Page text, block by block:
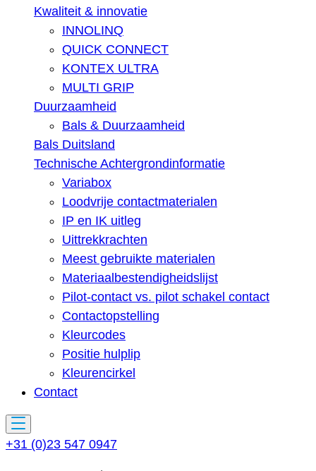
Kwaliteit & innovatie
INNOLINQ
QUICK CONNECT
KONTEX ULTRA
MULTI GRIP
Duurzaamheid
Bals & Duurzaamheid
Bals Duitsland
Technische Achtergrondinformatie
Variabox
Loodvrije contactmaterialen
IP en IK uitleg
Uittrekkrachten
Meest gebruikte materialen
Materiaalbestendigheidslijst
Pilot-contact vs. pilot schakel contact
Contactopstelling
Kleurcodes
Positie hulplip
Kleurencirkel
Contact
+31 (0)23 547 0947